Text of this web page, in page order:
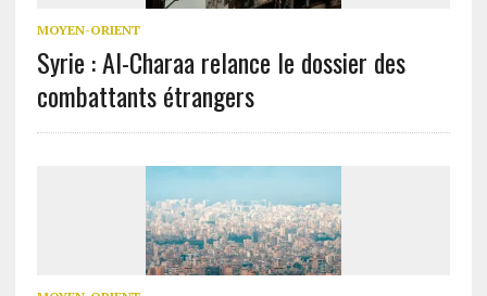
MOYEN-ORIENT
Syrie : Al-Charaa relance le dossier des
combattants étrangers